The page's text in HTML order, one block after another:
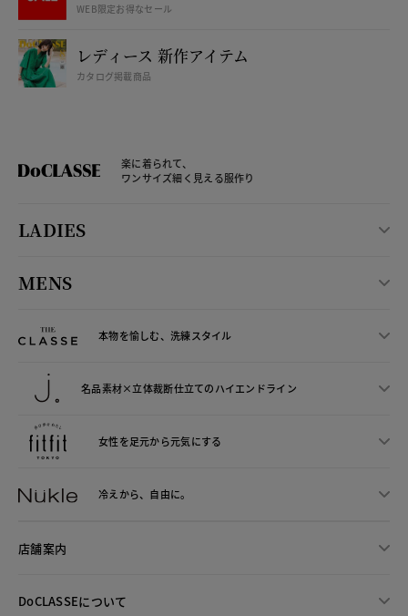
WEB限定お得なセール
レディース 新作アイテム
カタログ掲載商品
楽に着られて、
ワンサイズ細く見える服作り
LADIES
MENS
本物を愉しむ、洗練スタイル
名品素材×立体裁断仕立てのハイエンドライン
女性を足元から元気にする
冷えから、 自由に。
店舗案内
DoCLASSEについて